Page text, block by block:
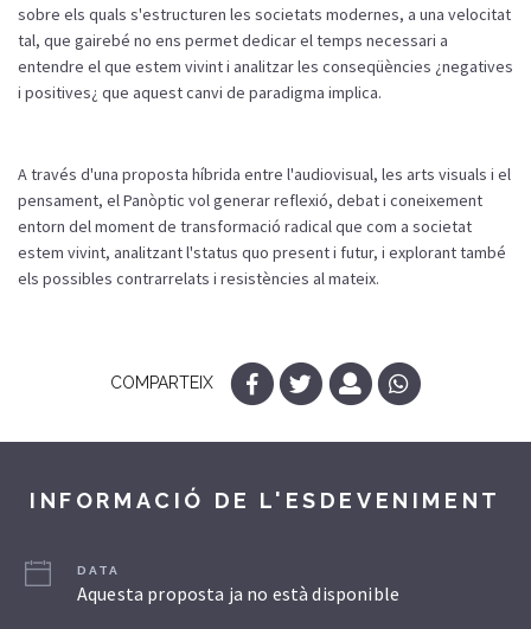
sobre els quals s'estructuren les societats modernes, a una velocitat
tal, que gairebé no ens permet dedicar el temps necessari a
entendre el que estem vivint i analitzar les conseqüències ¿negatives
i positives¿ que aquest canvi de paradigma implica.
A través d'una proposta híbrida entre l'audiovisual, les arts visuals i el
pensament, el Panòptic vol generar reflexió, debat i coneixement
entorn del moment de transformació radical que com a societat
estem vivint, analitzant l'status quo present i futur, i explorant també
els possibles contrarrelats i resistències al mateix.
COMPARTEIX
INFORMACIÓ DE L'ESDEVENIMENT
DATA
Aquesta proposta ja no està disponible